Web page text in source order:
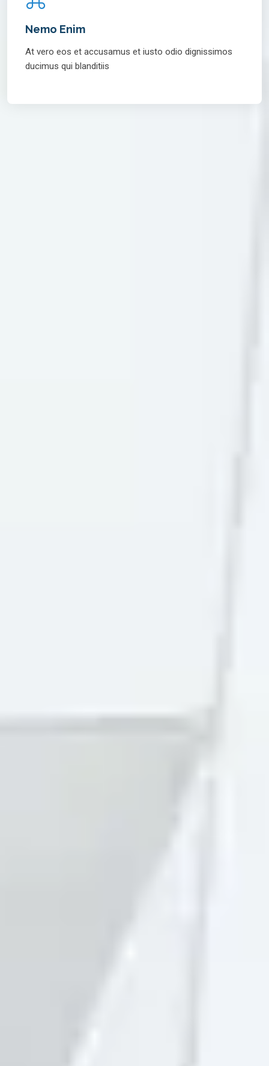
Nemo Enim
At vero eos et accusamus et iusto odio dignissimos
ducimus qui blanditiis